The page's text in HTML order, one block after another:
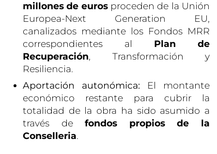
millones de eurosproceden de la Unión
Europea-Next Generation EU,
canalizados mediante los Fondos MRR
correspondientes al Plan de
Recuperación, Transformación y
Resiliencia.
Aportación autonómica: El montante
económico restante para cubrir la
totalidad de la obra ha sido asumido a
través defondos propios de la
Conselleria.